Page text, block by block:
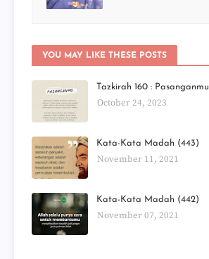
YOU MAY LIKE THESE POSTS
Tazkirah 160 : Pasanganmu
October 24, 2023
Kata-Kata Madah (443)
November 11, 2021
Kata-Kata Madah (442)
November 07, 2021